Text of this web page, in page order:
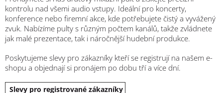
kontrolu nad všemi audio vstupy. Ideální pro koncerty,
konference nebo firemní akce, kde potřebujete čistý a vyvážený
zvuk. Nabízíme pulty s různým počtem kanálů, takže zvládnete
jak malé prezentace, tak i náročnější hudební produkce.
Poskytujeme slevy pro zákazníky kteří se registrují na našem e-
shopu a objednají si pronájem po dobu tří a více dní.
Slevy pro registrované zákazníky